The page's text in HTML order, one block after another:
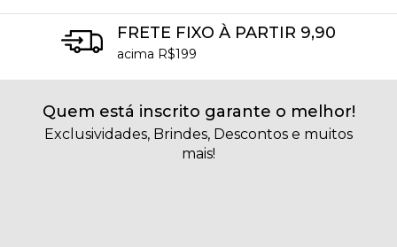
FRETE FIXO À PARTIR 9,90
acima R$199
Quem está inscrito garante o melhor!
Exclusividades, Brindes, Descontos e muitos
mais!